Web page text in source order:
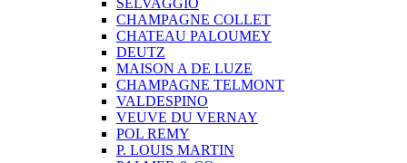
SELVAGGIO
CHAMPAGNE COLLET
CHATEAU PALOUMEY
DEUTZ
MAISON A DE LUZE
CHAMPAGNE TELMONT
VALDESPINO
VEUVE DU VERNAY
POL REMY
P. LOUIS MARTIN